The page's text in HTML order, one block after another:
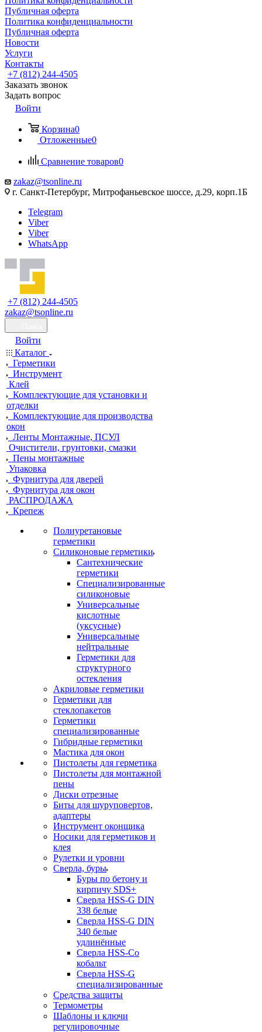
Публичная оферта
Политика конфиденциальности
Публичная оферта
Новости
Услуги
Контакты
+7 (812) 244-4505
Заказать звонок
Задать вопрос
Войти
Корзина0
Отложенные0
Сравнение товаров0
zakaz@tsonline.ru
г. Санкт-Петербург, Митрофаньевское шоссе, д.29, корп.1Б
Telegram
Viber
Viber
WhatsApp
+7 (812) 244-4505
zakaz@tsonline.ru
Войти
Каталог
Герметики
Инструмент
Клей
Комплектующие для установки и
отделки
Комплектующие для производства
окон
Ленты Монтажные, ПСУЛ
Очистители, грунтовки, смазки
Пены монтажные
Упаковка
Фурнитура для дверей
Фурнитура для окон
РАСПРОДАЖА
Крепеж
Полиуретановые
герметики
Силиконовые герметики
Сантехнические
герметики
Специализированные
силиконовые
Универсальные
кислотные
(уксусные)
Универсальные
нейтральные
Герметики для
структурного
остекления
Акриловые герметики
Герметики для
стеклопакетов
Герметики
специализированные
Гибридные герметики
Мастика для окон
Пистолеты для герметика
Пистолеты для монтажной
пены
Диски отрезные
Биты для шуруповертов,
адаптеры
Инструмент оконщика
Носики для герметиков и
клея
Рулетки и уровни
Сверла, буры
Буры по бетону и
кирпичу SDS+
Сверла HSS-G DIN
338 белые
Сверла HSS-G DIN
340 белые
удлинённые
Сверла HSS-Co
кобальт
Сверла HSS-G
специализированные
Средства защиты
Термометры
Шаблоны и ключи
регулировочные